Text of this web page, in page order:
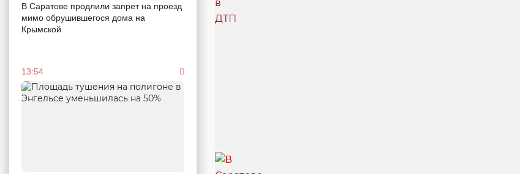
В Саратове продлили запрет на проезд
мимо обрушившегося дома на
Крымской
13:54